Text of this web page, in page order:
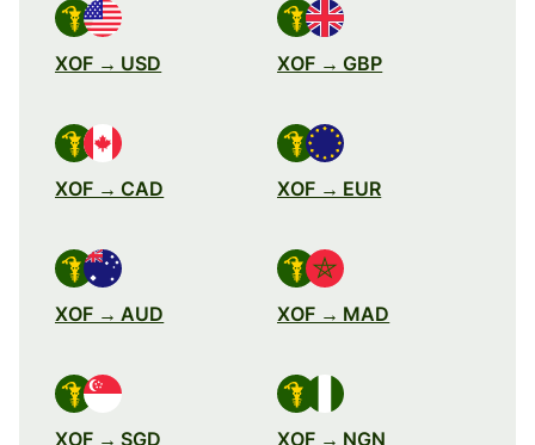
XOF → USD XOF → GBP
XOF → CAD XOF → EUR
XOF → AUD XOF → MAD
XOF → SGD XOF → NGN